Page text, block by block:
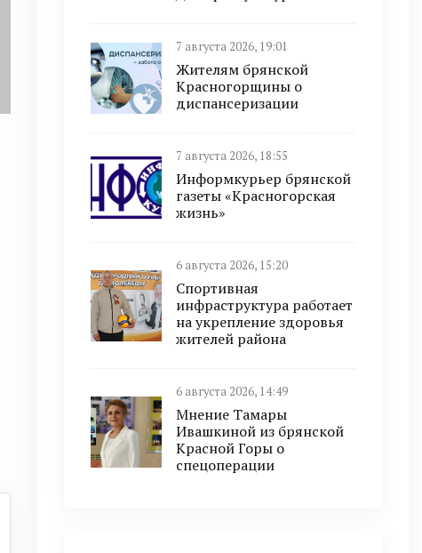
7 августа 2026, 19:01
Жителям брянской
Красногорщины о
диспансеризации
7 августа 2026, 18:55
Информкурьер брянской
газеты «Красногорская
жизнь»
6 августа 2026, 15:20
Спортивная
инфраструктура работает
на укрепление здоровья
жителей района
6 августа 2026, 14:49
Мнение Тамары
Ивашкиной из брянской
Красной Горы о
спецоперации